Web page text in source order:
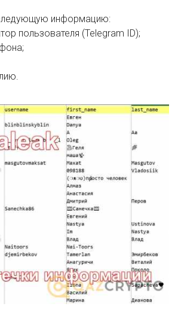
информацию:
пользователя (Telegram ID);